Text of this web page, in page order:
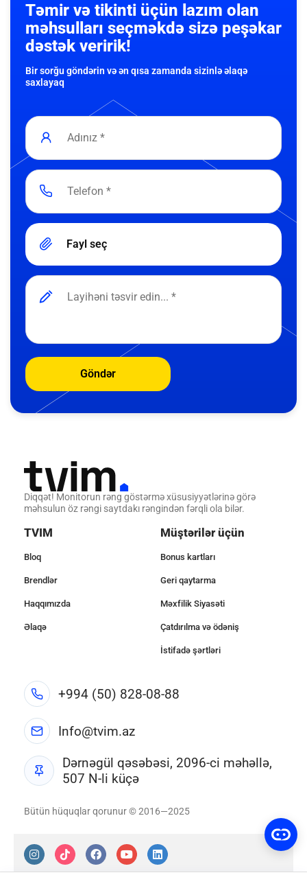
Təmir və tikinti üçün lazım olan
məhsulları seçməkdə sizə peşəkar
dəstək veririk!
Bir sorğu göndərin və ən qısa zamanda sizinlə əlaqə
saxlayaq
Fayl seç
Göndər
Diqqət! Monitorun rəng göstərmə xüsusiyyətlərinə görə
məhsulun öz rəngi saytdakı rəngindən fərqli ola bilər.
TVIM
Bloq
Brendlər
Haqqımızda
Əlaqə
Müştərilər üçün
Bonus kartları
Geri qaytarma
Məxfilik Siyasəti
Çatdırılma və ödəniş
İstifadə şərtləri
+994 (50) 828-08-88
Info@tvim.az
Dərnəgül qəsəbəsi, 2096-ci məhəllə,
507 N-li küçə
Bütün hüquqlar qorunur © 2016—2025